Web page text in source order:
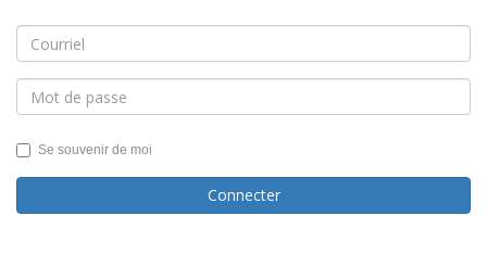
Se souvenir de moi
Connecter